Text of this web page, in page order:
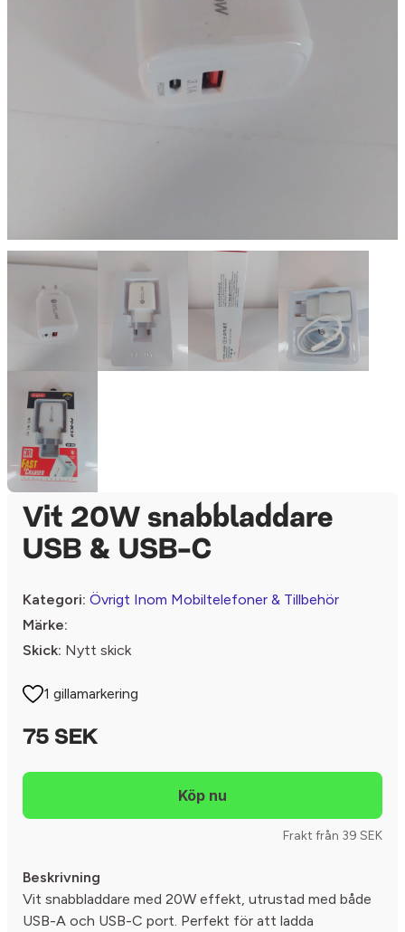
Vit 20W snabbladdare
USB & USB-C
Kategori: Övrigt Inom Mobiltelefoner & Tillbehör
Märke:
Skick: Nytt skick
1 gillamarkering
75 SEK
Frakt från 39 SEK
Beskrivning
Vit snabbladdare med 20W effekt, utrustad med både
USB-A och USB-C port. Perfekt för att ladda